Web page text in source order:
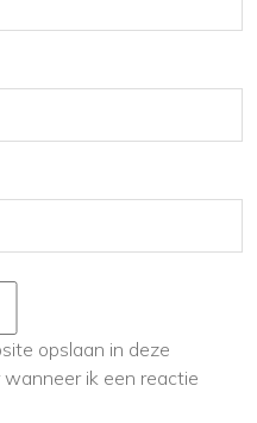
opslaan in deze
ik een reactie